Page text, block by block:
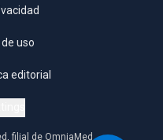
uso
editorial
filial de OmniaMed